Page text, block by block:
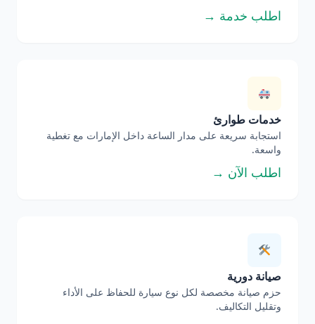
اطلب خدمة →
خدمات طوارئ
استجابة سريعة على مدار الساعة داخل الإمارات مع تغطية
واسعة.
اطلب الآن →
صيانة دورية
حزم صيانة مخصصة لكل نوع سيارة للحفاظ على الأداء
وتقليل التكاليف.